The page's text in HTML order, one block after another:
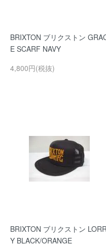
BRIXTON ブリクストン
E SCARF NAVY
4,800円(税抜)
BRIXTON ブリクストン
Y BLACK/ORANGE